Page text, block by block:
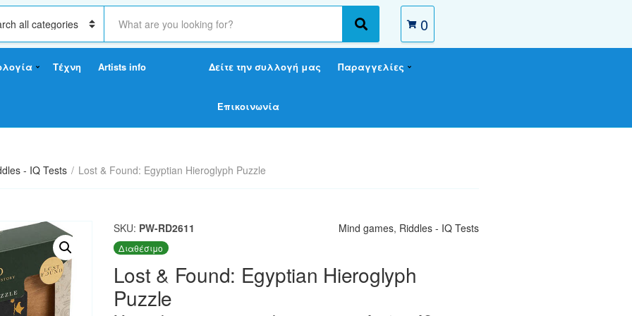
S
a
c
x
S
e
r
0
Τέχνη Artists info Δείτε την συλλογή μας Παραγγελίες
Επικοινωνία
- IQ Tests / Lost & Found: Egyptian Hieroglyph Puzzle
SKU: PW-RD2611 Mind games, Riddles - IQ Tests
Διαθέσιμο
Lost & Found: Egyptian Hieroglyph
Puzzle